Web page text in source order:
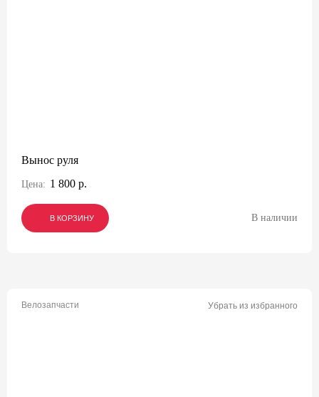
Вынос руля
Цена: 1 800 р.
В КОРЗИНУ
В КОРЗИНУ
В КОРЗИНУ В наличии
Велозапчасти Убрать из избранного